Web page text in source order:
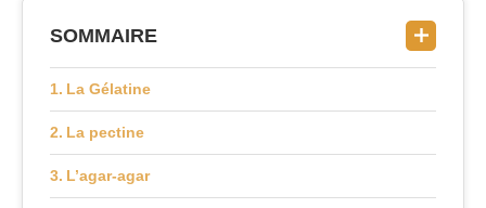
SOMMAIRE
La Gélatine
La pectine
L’agar-agar